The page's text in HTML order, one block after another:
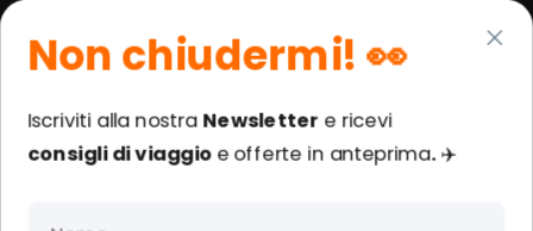
SEGUICI SUI NOSTRI SOCIAL
Proudly part of
Non chiudermi! 👀
Iscriviti alla nostra Newsletter e ricevi
consigli di viaggio eofferte in anteprima.✈️